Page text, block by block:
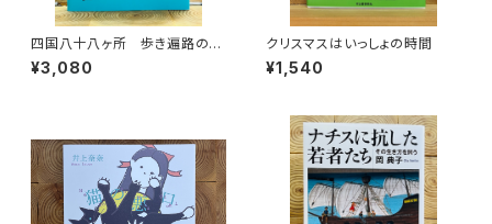
四国八十八ヶ所 歩き遍路のた
めの完全ガイド
¥3,080
クリスマスはいっしょの時間
¥1,540